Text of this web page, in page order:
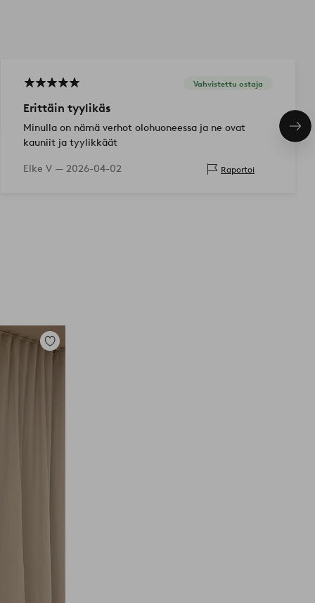
Vahvistettu ostaja
Erittäin tyylikäs
Minulla on nämä verhot olohuoneessa ja ne ovat
kauniit ja tyylikkäät
Elke V — 2026-04-02 Raportoi
Lisää